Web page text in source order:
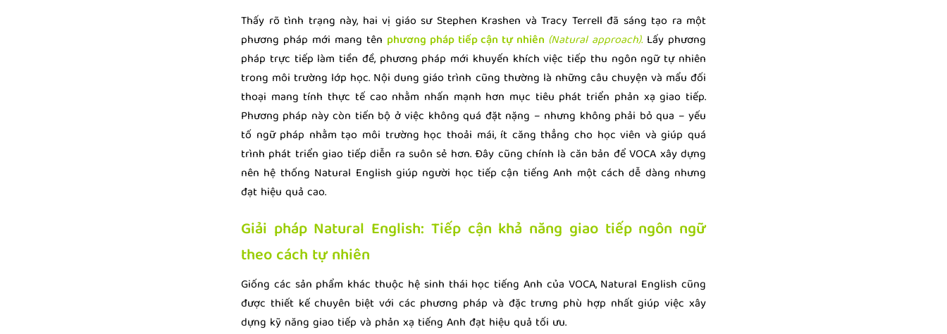
Thấy rõ tình trạng này, hai vị giáo sư Stephen Krashen và Tracy Terrell đã sáng tạo ra một
phương pháp mới mang tên phương pháp tiếp cận tự nhiên (Natural approach). Lấy phương
pháp trực tiếp làm tiền đề, phương pháp mới khuyến khích việc tiếp thu ngôn ngữ tự nhiên
trong môi trường lớp học. Nội dung giáo trình cũng thường là những câu chuyện và mẩu đối
thoại mang tính thực tế cao nhằm nhấn mạnh hơn mục tiêu phát triển phản xạ giao tiếp.
Phương pháp này còn tiến bộ ở việc không quá đặt nặng – nhưng không phải bỏ qua – yếu
tố ngữ pháp nhằm tạo môi trường học thoải mái, ít căng thẳng cho học viên và giúp quá
trình phát triển giao tiếp diễn ra suôn sẻ hơn. Đây cũng chính là căn bản để VOCA xây dựng
nên hệ thống Natural English giúp người học tiếp cận tiếng Anh một cách dễ dàng nhưng
đạt hiệu quả cao.
Giải pháp Natural English: Tiếp cận khả năng giao tiếp ngôn ngữ
theo cách tự nhiên
Giống các sản phẩm khác thuộc hệ sinh thái học tiếng Anh của VOCA, Natural English cũng
được thiết kế chuyên biệt với các phương pháp và đặc trưng phù hợp nhất giúp việc xây
dựng kỹ năng giao tiếp và phản xạ tiếng Anh đạt hiệu quả tối ưu.